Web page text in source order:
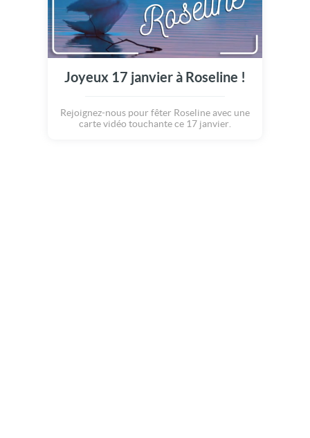
Joyeux 17 janvier à Roseline !
Rejoignez-nous pour fêter Roseline avec une
carte vidéo touchante ce 17 janvier.